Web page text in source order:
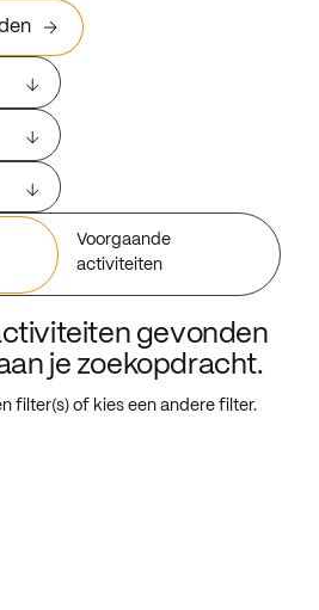
Voorgaande
activiteiten
gevonden
je zoekopdracht.
filter(s) of kies een andere filter.